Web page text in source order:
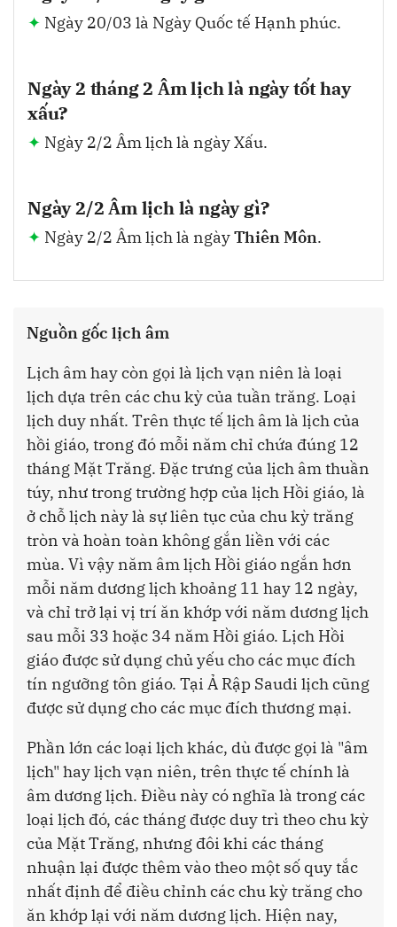
Ngày 20/03 là Ngày Quốc tế Hạnh phúc.
Ngày 2 tháng 2 Âm lịch là ngày tốt hay
xấu?
Ngày 2/2 Âm lịch là ngày Xấu.
Ngày 2/2 Âm lịch là ngày gì?
Ngày 2/2 Âm lịch là ngàyThiên Môn.
Nguồn gốc lịch âm
Lịch âm hay còn gọi là lịch vạn niên là loại
lịch dựa trên các chu kỳ của tuần trăng. Loại
lịch duy nhất. Trên thực tế lịch âm là lịch của
hồi giáo, trong đó mỗi năm chỉ chứa đúng 12
tháng Mặt Trăng. Đặc trưng của lịch âm thuần
túy, như trong trường hợp của lịch Hồi giáo, là
ở chỗ lịch này là sự liên tục của chu kỳ trăng
tròn và hoàn toàn không gắn liền với các
mùa. Vì vậy năm âm lịch Hồi giáo ngắn hơn
mỗi năm dương lịch khoảng 11 hay 12 ngày,
và chỉ trở lại vị trí ăn khớp với năm dương lịch
sau mỗi 33 hoặc 34 năm Hồi giáo. Lịch Hồi
giáo được sử dụng chủ yếu cho các mục đích
tín ngưỡng tôn giáo. Tại Ả Rập Saudi lịch cũng
được sử dụng cho các mục đích thương mại.
Phần lớn các loại lịch khác, dù được gọi là "âm
lịch" hay lịch vạn niên, trên thực tế chính là
âm dương lịch. Điều này có nghĩa là trong các
loại lịch đó, các tháng được duy trì theo chu kỳ
của Mặt Trăng, nhưng đôi khi các tháng
nhuận lại được thêm vào theo một số quy tắc
nhất định để điều chỉnh các chu kỳ trăng cho
ăn khớp lại với năm dương lịch. Hiện nay,